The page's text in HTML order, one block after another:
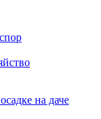
на даче